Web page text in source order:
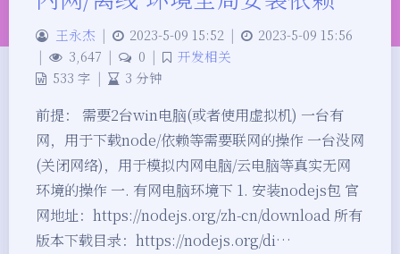
王永杰 | 2023-5-09 15:52 |
2023-5-09 15:56
|
3,647 | 0 |
开发相关
533 字 | 3 分钟
前提： 需要2台win电脑(或者使用虚拟机) 一台有
网，用于下载node/依赖等需要联网的操作 一台没网
(关闭网络)，用于模拟内网电脑/云电脑等真实无网
环境的操作 一. 有网电脑环境下 1. 安装nodejs包 官
网地址：https://nodejs.org/zh-cn/download 所有
版本下载目录：https://nodejs.org/di…